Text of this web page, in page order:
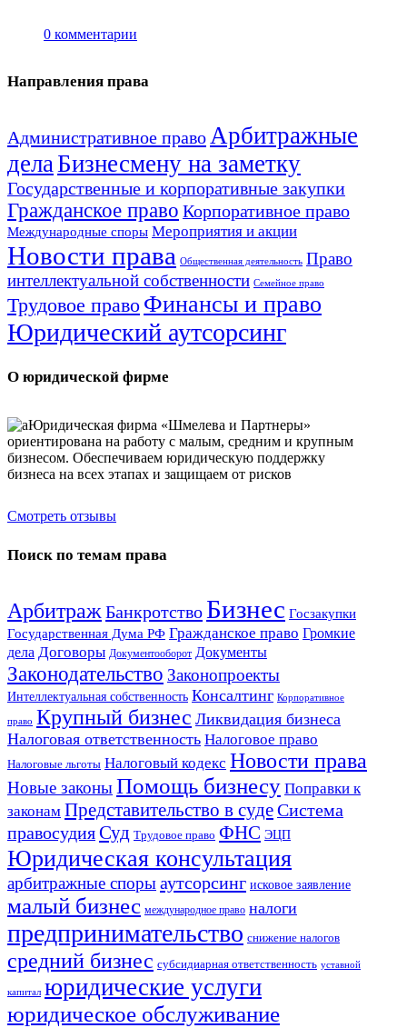
0 комментарии
Направления права
Административное право Арбитражные
дела Бизнесмену на заметку
Государственные и корпоративные закупки
Гражданское право Корпоративное право
Международные споры Мероприятия и акции
Новости права Общественная деятельность Право
интеллектуальной собственности Семейное право
Трудовое право Финансы и право
Юридический аутсорсинг
О юридической фирме
Юридическая фирма «Шмелева и Партнеры»
ориентирована на работу с малым, средним и крупным
бизнесом. Обеспечиваем юридическую поддержку
бизнеса на всех этапах и защищаем от рисков
Смотреть отзывы
Поиск по темам права
АрбитражБанкротство Бизнес Госзакупки
Государственная Дума РФ Гражданское право Громкие
дела Договоры Документооборот Документы
Законодательство Законопроекты
Интеллектуальная собственность Консалтинг Корпоративное
право Крупный бизнес Ликвидация бизнеса
Налоговая ответственность Налоговое право
Налоговые льготы Налоговый кодекс Новости права
Новые законыПомощь бизнесу Поправки к
законам Представительство в судеСистема
правосудияСуд Трудовое право ФНС ЭЦП
Юридическая консультация
арбитражные спорыаутсорсинг исковое заявление
малый бизнес международное право налоги
предпринимательство снижение налогов
средний бизнес субсидиарная ответственность уставной
капитал юридические услуги
юридическое обслуживание